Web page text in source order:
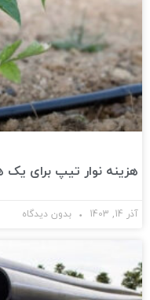
هزینه نوار تیپ برای
آذر 14, 1403 بدون دیدگاه